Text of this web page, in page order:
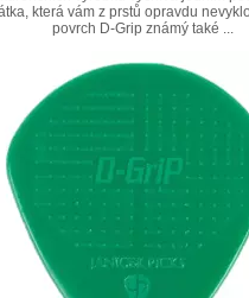
která vám z prstů opravdu
povrch D-Grip známý také ...